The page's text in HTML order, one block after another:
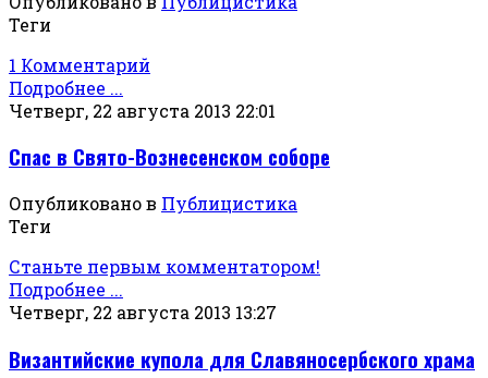
Теги
1 Комментарий
Подробнее ...
Четверг, 22 августа 2013 22:01
Спас в Свято-Вознесенском соборе
Опубликовано в Публицистика
Теги
Станьте первым комментатором!
Подробнее ...
Четверг, 22 августа 2013 13:27
Византийские купола для Славяносербского храма